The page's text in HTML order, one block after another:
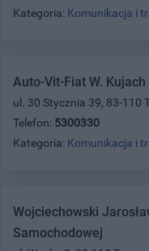
Kategoria: Komunikacja i
Auto-Vit-Fiat W.
ul. 30 Stycznia 39, 83-110
Telefon: 5300330
Kategoria: Komunikacja i
Wojciechowski
Samochodowej